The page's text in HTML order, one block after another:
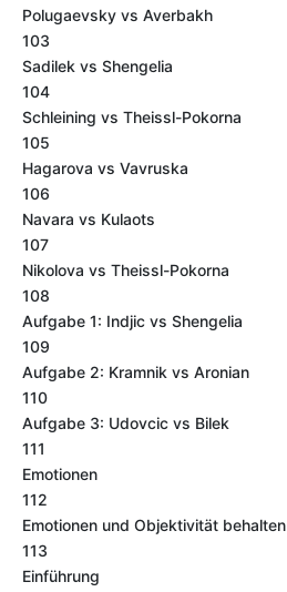
Polugaevsky vs Averbakh
103
Sadilek vs Shengelia
104
Schleining vs Theissl-Pokorna
105
Hagarova vs Vavruska
106
Navara vs Kulaots
107
Nikolova vs Theissl-Pokorna
108
Aufgabe 1: Indjic vs Shengelia
109
Aufgabe 2: Kramnik vs Aronian
110
Aufgabe 3: Udovcic vs Bilek
111
Emotionen
112
Emotionen und Objektivität behalten
113
Einführung